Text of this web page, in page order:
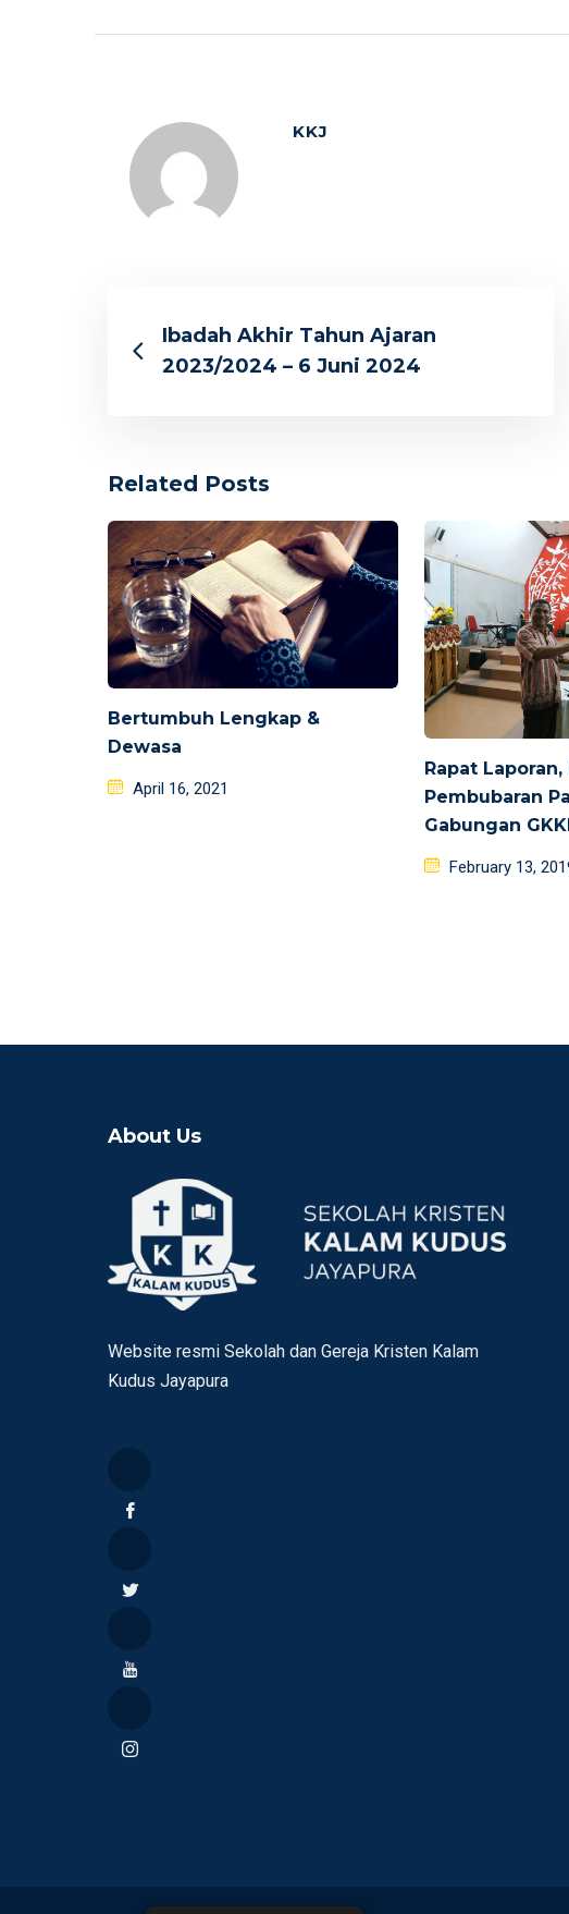
KKJ
Ibadah Akhir Tahun Ajaran
2023/2024 – 6 Juni 2024
Related Posts
Bertumbuh Lengkap &
Dewasa
Posted
April 16, 2021
Rapat
Pembubaran
Gabungan
Posted
February 13,
About Us
Website resmi Sekolah dan Gereja Kristen Kalam
Kudus Jayapura